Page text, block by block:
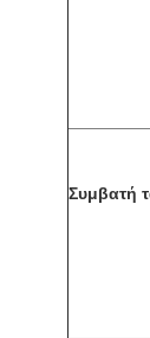
Συμβατή